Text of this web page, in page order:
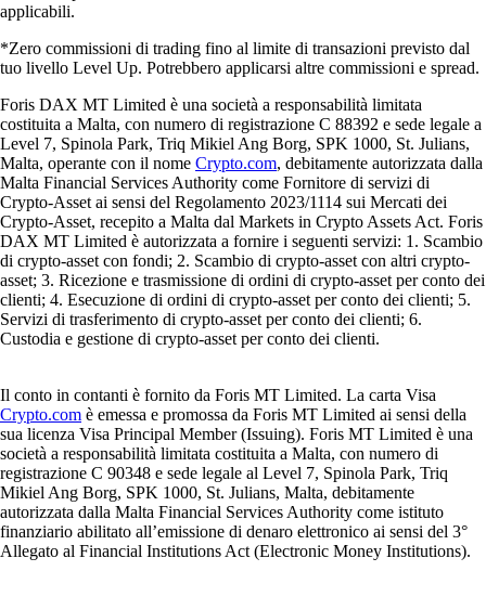
applicabili.
*Zero commissioni di trading fino al limite di transazioni previsto dal
tuo livello Level Up. Potrebbero applicarsi altre commissioni e spread.
Foris DAX MT Limited è una società a responsabilità limitata
costituita a Malta, con numero di registrazione C 88392 e sede legale a
Level 7, Spinola Park, Triq Mikiel Ang Borg, SPK 1000, St. Julians,
Malta, operante con il nome Crypto.com, debitamente autorizzata dalla
Malta Financial Services Authority come Fornitore di servizi di
Crypto-Asset ai sensi del Regolamento 2023/1114 sui Mercati dei
Crypto-Asset, recepito a Malta dal Markets in Crypto Assets Act. Foris
DAX MT Limited è autorizzata a fornire i seguenti servizi: 1. Scambio
di crypto-asset con fondi; 2. Scambio di crypto-asset con altri crypto-
asset; 3. Ricezione e trasmissione di ordini di crypto-asset per conto dei
clienti; 4. Esecuzione di ordini di crypto-asset per conto dei clienti; 5.
Servizi di trasferimento di crypto-asset per conto dei clienti; 6.
Custodia e gestione di crypto-asset per conto dei clienti.
Il conto in contanti è fornito da Foris MT Limited. La carta Visa
Crypto.com è emessa e promossa da Foris MT Limited ai sensi della
sua licenza Visa Principal Member (Issuing). Foris MT Limited è una
società a responsabilità limitata costituita a Malta, con numero di
registrazione C 90348 e sede legale al Level 7, Spinola Park, Triq
Mikiel Ang Borg, SPK 1000, St. Julians, Malta, debitamente
autorizzata dalla Malta Financial Services Authority come istituto
finanziario abilitato all’emissione di denaro elettronico ai sensi del 3°
Allegato al Financial Institutions Act (Electronic Money Institutions).